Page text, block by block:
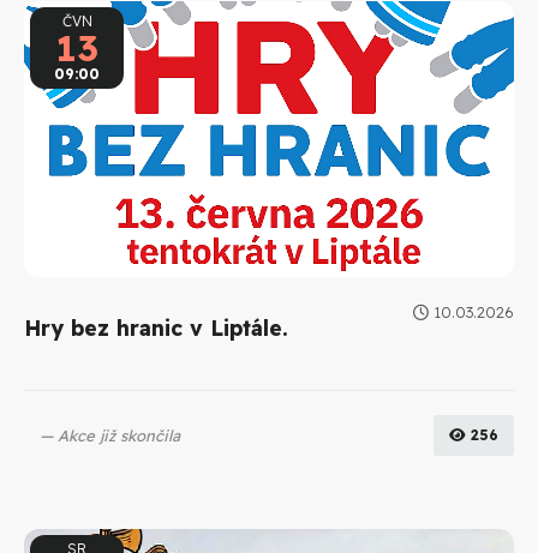
ČVN
13
09:00
10.03.2026
Hry bez hranic v Liptále.
Akce již skončila 256
SR